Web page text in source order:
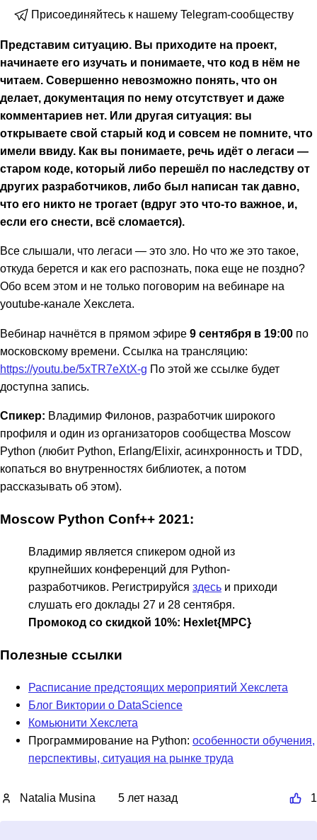
Присоединяйтесь к нашему Telegram-сообществу
Представим ситуацию. Вы приходите на проект,
начинаете его изучать и понимаете, что код в нём не
читаем. Совершенно невозможно понять, что он
делает, документация по нему отсутствует и даже
комментариев нет. Или другая ситуация: вы
открываете свой старый код и совсем не помните, что
имели ввиду. Как вы понимаете, речь идёт о легаси —
старом коде, который либо перешёл по наследству от
других разработчиков, либо был написан так давно,
что его никто не трогает (вдруг это что-то важное, и,
если его снести, всё сломается).
Все слышали, что легаси — это зло. Но что же это такое,
откуда берется и как его распознать, пока еще не поздно?
Обо всем этом и не только поговорим на вебинаре на
youtube-канале Хекслета.
Вебинар начнётся в прямом эфире 9 сентября в 19:00 по
московскому времени. Ссылка на трансляцию:
https://youtu.be/5xTR7eXtX-g По этой же ссылке будет
доступна запись.
Спикер: Владимир Филонов, разработчик широкого
профиля и один из организаторов сообщества Moscow
Python (любит Python, Erlang/Elixir, асинхронность и TDD,
копаться во внутренностях библиотек, а потом
рассказывать об этом).
Moscow Python Conf++ 2021:
Владимир является спикером одной из
крупнейших конференций для Python-
разработчиков. Регистрируйся здесь и приходи
слушать его доклады 27 и 28 сентября.
Промокод со скидкой 10%: Hexlet{MPC}
Полезные ссылки
Расписание предстоящих мероприятий Хекслета
Блог Виктории о DataScience
Комьюнити Хекслета
Программирование на Python: особенности обучения,
перспективы, ситуация на рынке труда
Natalia Musina 5 лет назад 1